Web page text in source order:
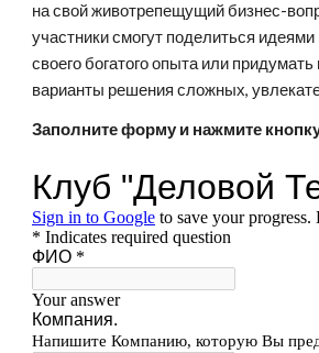
на свой животрепещущий бизнес-
участники смогут поделиться
своего богатого опыта или
варианты решения сложных,
Заполните форму и нажмите